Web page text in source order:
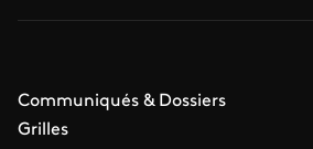
Communiqués & Dossiers
Grilles